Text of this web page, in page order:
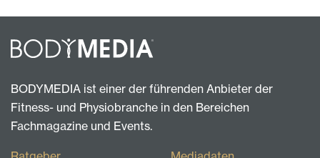
BODYMEDIA ist einer der führenden Anbieter der
Fitness- und Physiobranche in den Bereichen
Fachmagazine und Events.